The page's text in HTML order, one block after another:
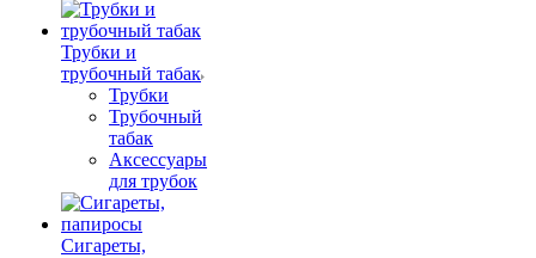
Трубки и
трубочный табак
Трубки
Трубочный
табак
Аксессуары
для трубок
Сигареты,